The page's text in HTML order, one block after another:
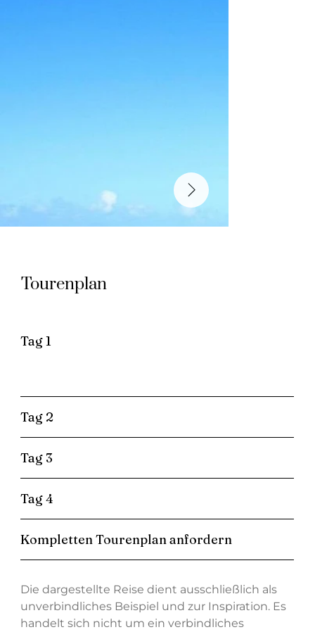
Die dargestellte Reise dient ausschließlich als
unverbindliches Beispiel und zur Inspiration. Es
handelt sich nicht um ein verbindliches
Tourenplan
Tag 1
Tag 2
Tag 3
Tag 4
Kompletten Tourenplan anfordern